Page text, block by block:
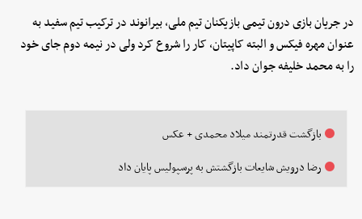
در جریان بازی درون تیمی بازیکنان تیم ملی، بیرانوند در ترکیب تیم سفید به
عنوان مهره فیکس و البته کاپیتان، کار را شروع کرد ولی در نیمه دوم جای خود
را به محمد خلیفه جوان داد.
بازگشت قدرتمند میلاد محمدی + عکس
رضا درویش شایعات بازگشتش به پرسپولیس پایان داد